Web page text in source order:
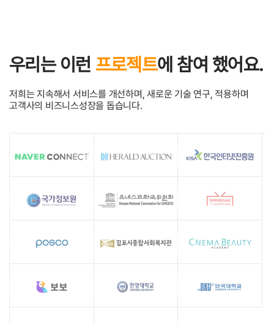
우리는 이런 프로젝트에 참여 했어요.
저희는 지속해서 서비스를 개선하며, 새로운 기술 연구, 적용하며
고객사의 비즈니스성장을 돕습니다.